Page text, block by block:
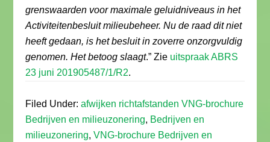
grenswaarden voor maximale geluidniveaus in het
Activiteitenbesluit milieubeheer. Nu de raad dit niet
heeft gedaan, is het besluit in zoverre onzorgvuldig
genomen. Het betoog slaagt.” Zie uitspraak ABRS
23 juni 201905487/1/R2.
Filed Under:afwijken richtafstanden VNG-brochure
Bedrijven en milieuzonering, Bedrijven en
milieuzonering,VNG-brochure Bedrijven en